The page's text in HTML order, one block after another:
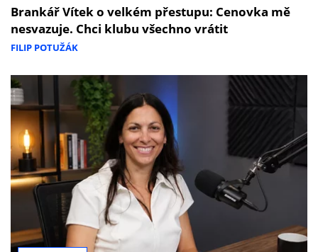
Brankář Vítek o velkém přestupu: Cenovka mě
nesvazuje. Chci klubu všechno vrátit
FILIP POTUŽÁK